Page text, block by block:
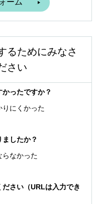
るためにみなさ
さい
ったですか？
りにくかった
したか？
らなかった
さい（URLは入力でき